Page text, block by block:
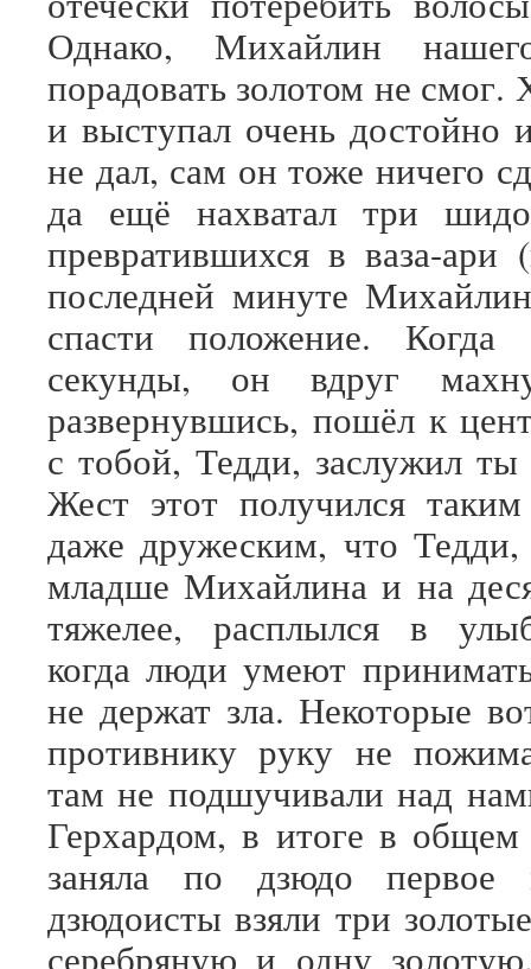
Однако, Михайлин
порадовать золотом не смог.
и выступал очень достойно
не дал, сам он тоже ничего
да ещё нахватал три
превратившихся в ваза-ари
последней минуте
спасти положение. Когда
секунды, он вдруг
развернувшись, пошёл к
с тобой, Тедди, заслужил
Жест этот получился
даже дружеским, что Тедди,
младше Михайлина и на
тяжелее, расплылся в
когда люди умеют
не держат зла. Некоторые
противнику руку не
там не подшучивали над
Герхардом, в итоге в общем
заняла по дзюдо
дзюдоисты взяли три
серебряную и одну